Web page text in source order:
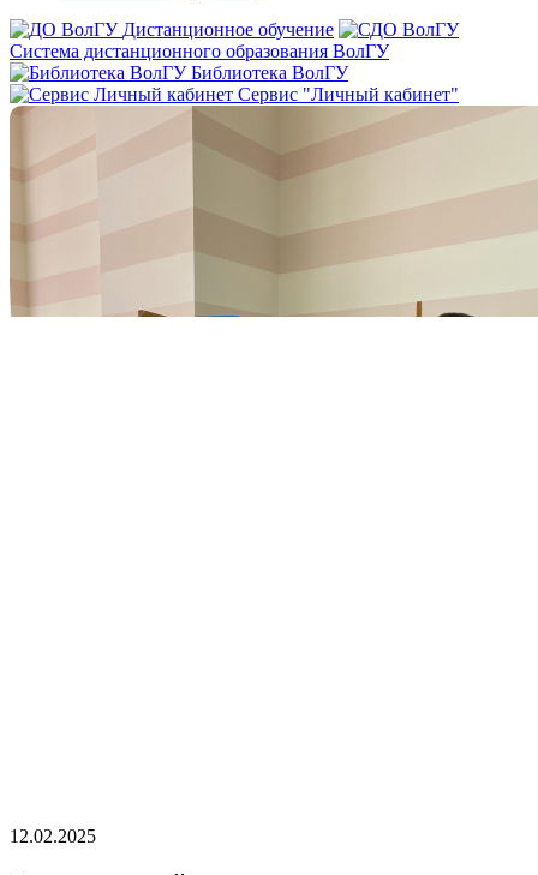
Дистанционное обучение
Система дистанционного образования ВолГУ
Библиотека ВолГУ
Сервис "Личный кабинет"
12.02.2025